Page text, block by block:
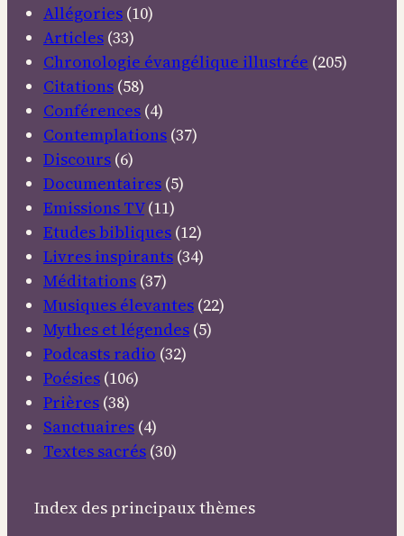
Christ
Allégories (10)
Articles (33)
Chronologie évangélique illustrée (205)
Citations (58)
Conférences (4)
Contemplations (37)
Discours (6)
Documentaires (5)
Emissions TV(11)
Etudes bibliques (12)
Livres inspirants (34)
Méditations (37)
Musiques élevantes (22)
Mythes et légendes (5)
Podcasts radio (32)
Poésies (106)
Prières (38)
Sanctuaires (4)
Textes sacrés (30)
Index des principaux thèmes